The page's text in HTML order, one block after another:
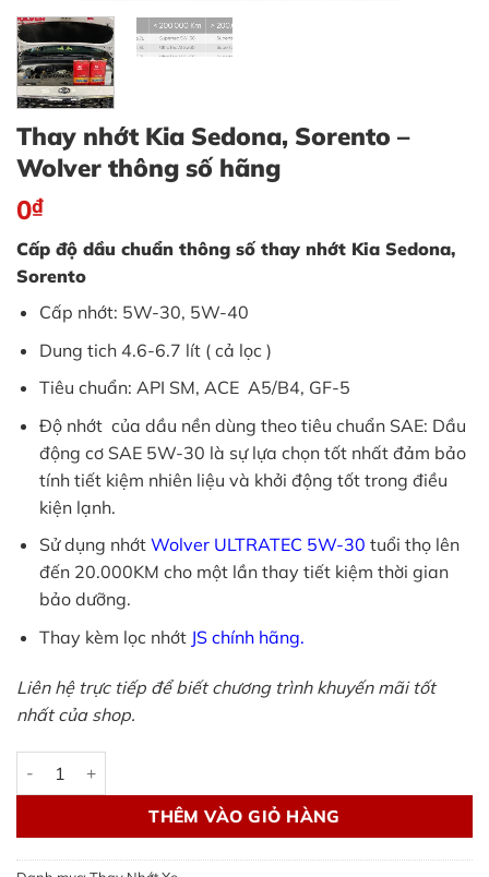
Thay nhớt Kia Sedona, Sorento –
Wolver thông số hãng
0₫
Cấp độ dầu chuẩn thông số thay nhớt Kia Sedona,
Sorento
Cấp nhớt: 5W-30, 5W-40
Dung tich 4.6-6.7 lít ( cả lọc )
Tiêu chuẩn: API SM, ACE A5/B4, GF-5
Độ nhớt của dầu nền dùng theo tiêu chuẩn SAE: Dầu
động cơ SAE 5W-30 là sự lựa chọn tốt nhất đảm bảo
tính tiết kiệm nhiên liệu và khởi động tốt trong điều
kiện lạnh.
Sử dụng nhớt Wolver ULTRATEC 5W-30 tuổi thọ lên
đến 20.000KM cho một lần thay tiết kiệm thời gian
bảo dưỡng.
Thay kèm lọc nhớt JS chính hãng.
Liên hệ trực tiếp để biết chương trình khuyến mãi tốt
nhất của shop.
THÊM VÀO GIỎ HÀNG